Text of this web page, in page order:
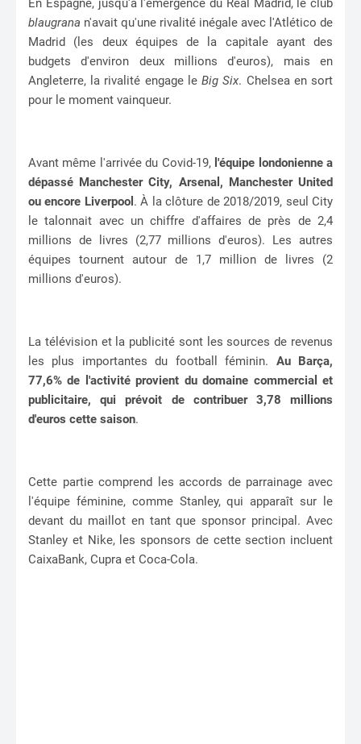
En Espagne, jusqu'à l'émergence du Real Madrid, le club
blaugrana n'avait qu'une rivalité inégale avec l'Atlético de
Madrid (les deux équipes de la capitale ayant des
budgets d'environ deux millions d'euros), mais en
Angleterre, la rivalité engage leBig Six. Chelsea en sort
pour le moment vainqueur.
Avant même l'arrivée du Covid-19, l'équipe londonienne a
dépassé Manchester City, Arsenal, Manchester United
ou encore Liverpool . À la clôture de 2018/2019, seul City
le talonnait avec un chiffre d'affaires de près de 2,4
millions de livres (2,77 millions d'euros). Les autres
équipes tournent autour de 1,7 million de livres (2
millions d'euros).
La télévision et la publicité sont les sources de revenus
les plus importantes du football féminin. Au Barça,
77,6% de l'activité provient du domaine commercial et
publicitaire, qui prévoit de contribuer 3,78 millions
d'euros cette saison.
Cette partie comprend les accords de parrainage avec
l'équipe féminine, comme Stanley, qui apparaît sur le
devant du maillot en tant que sponsor principal. Avec
Stanley et Nike, les sponsors de cette section incluent
CaixaBank, Cupra et Coca-Cola.